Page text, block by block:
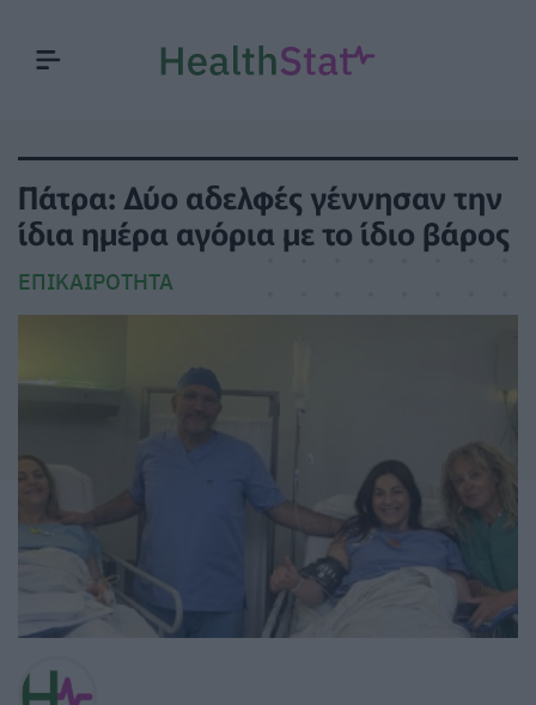
Πάτρα: Δύο αδελφές γέννησαν την
ίδια ημέρα αγόρια με το ίδιο βάρος
ΕΠΙΚΑΙΡΌΤΗΤΑ